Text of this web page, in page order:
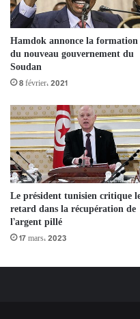
Hamdok annonce la formation
du nouveau gouvernement du
Soudan
8 février، 2021
Le président tunisien critique
retard dans la récupération de
l’argent pillé
17 mars، 2023